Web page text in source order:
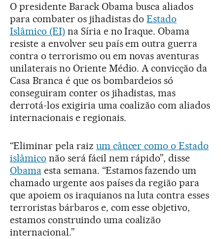
O presidente Barack Obama busca aliados
para combater os jihadistas doEstado
Islâmico (EI) na Síria e no Iraque. Obama
resiste a envolver seu país em outra guerra
contra o terrorismo ou em novas aventuras
unilaterais no Oriente Médio. A convicção da
Casa Branca é que os bombardeios só
conseguiram conter os jihadistas, mas
derrotá-los exigiria uma coalizão com aliados
internacionais e regionais.
“Eliminar pela raiz um câncer como o Estado
islâmico não será fácil nem rápido”, disse
Obamaesta semana. “Estamos fazendo um
chamado urgente aos países da região para
que apoiem os iraquianos na luta contra esses
terroristas bárbaros e, com esse objetivo,
estamos construindo uma coalizão
internacional.”